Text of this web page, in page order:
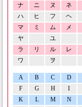
ナ
ニ ヌ ネ
ハ
ヒ フ ヘ
マ
ミ ム メ
ヤ
ユ
ラ
リ ル レ
ワ
ヲ
A B C D
F
G H I
K
L M N